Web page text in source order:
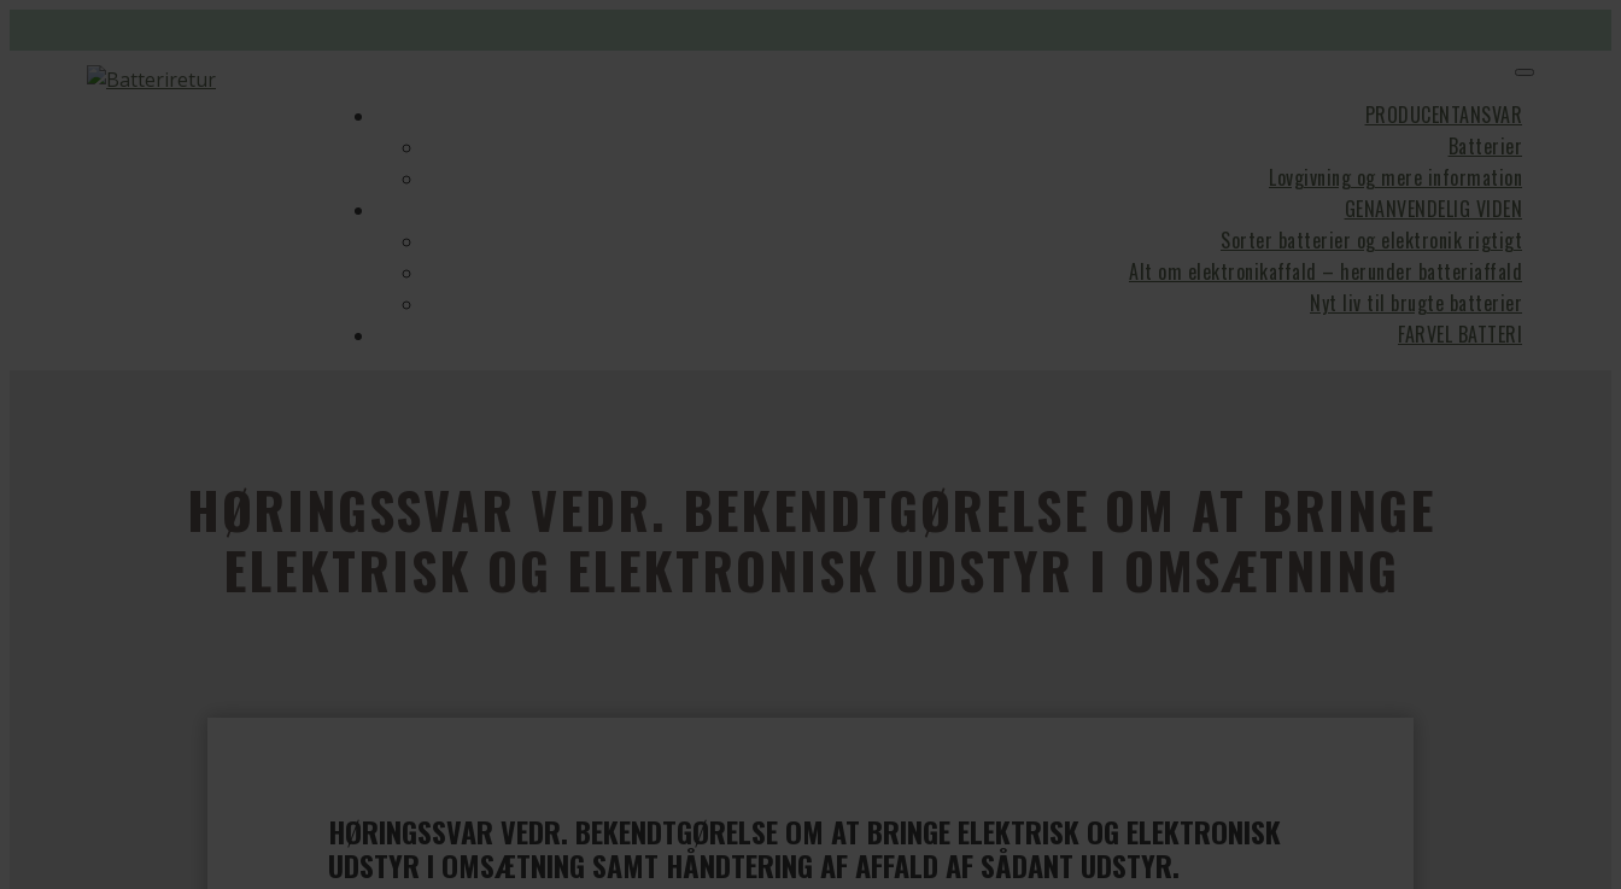
PRODUCENTANSVAR
Batterier
Lovgivning og mere information
GENANVENDELIG VIDEN
Sorter batterier og elektronik rigtigt
Alt om elektronikaffald – herunder batteriaffald
Nyt liv til brugte batterier
FARVEL BATTERI
HØRINGSSVAR VEDR. BEKENDTGØRELSE OM AT BRINGE
ELEKTRISK OG ELEKTRONISK UDSTYR I OMSÆTNING
HØRINGSSVAR VEDR. BEKENDTGØRELSE OM AT BRINGE ELEKTRISK OG ELEKTRONISK
UDSTYR I OMSÆTNING SAMT HÅNDTERING AF AFFALD AF SÅDANT UDSTYR.